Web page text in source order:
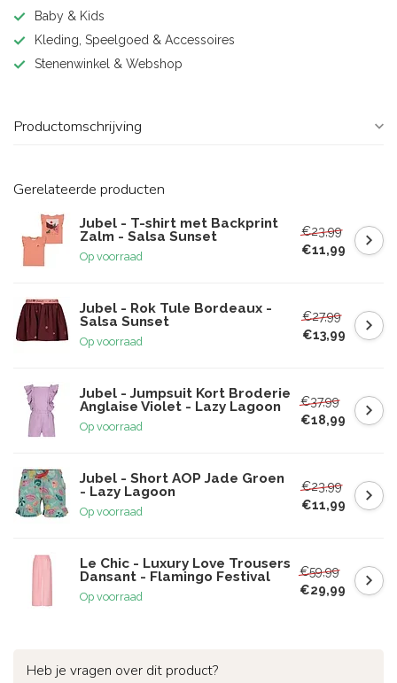
Baby & Kids
Kleding, Speelgoed & Accessoires
Stenenwinkel & Webshop
Productomschrijving
Gerelateerde producten
Jubel - T-shirt met Backprint
Zalm - Salsa Sunset
Op voorraad
€23,99
€11,99
Jubel - Rok Tule Bordeaux -
Salsa Sunset
Op voorraad
€27,99
€13,99
Jubel - Jumpsuit Kort Broderie
Anglaise Violet - Lazy Lagoon
Op voorraad
€37,99
€18,99
Jubel - Short AOP Jade Groen
- Lazy Lagoon
Op voorraad
€23,99
€11,99
Le Chic - Luxury Love Trousers
Dansant - Flamingo Festival
Op voorraad
€59,99
€29,99
Heb je vragen over dit product?